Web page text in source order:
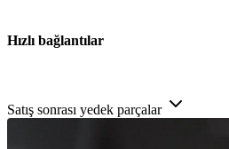
Hızlı bağlantılar
Satış sonrası yedek parçalar